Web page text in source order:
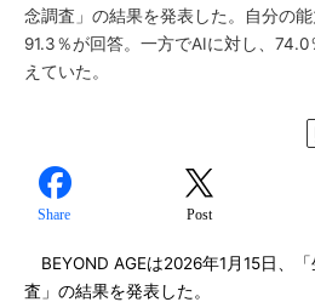
念調査」の結果を発表した。自分の
91.3％が回答。一方でAIに対し、
えていた。
Share Post
BEYOND AGEは2026年1月15日、
査」の結果を発表した。